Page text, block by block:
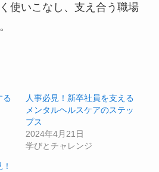
使いこなし、支え合う職場
る
人事必見！新卒社員を支える
メンタルヘルスケアのステッ
プス
2024年4月21日
学びとチャレンジ